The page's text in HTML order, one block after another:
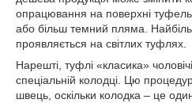
опрацювання на поверхні туфель
або більш темний пляма.
проявляється на світлих туфлях.
Нарешті, туфлі «класика»
спеціальній колодці. Цю
швець, оскільки колодка – це